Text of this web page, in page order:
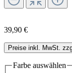
39,90 €
Preise inkl. MwSt.
Farbe auswählen